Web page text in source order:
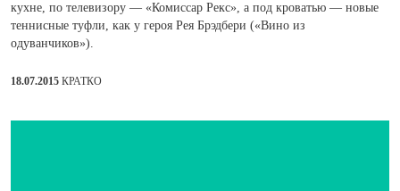
кухне, по телевизору — «Комиссар Рекс», а под кроватью — новые
теннисные туфли, как у героя Рея Брэдбери («Вино из
одуванчиков»).
18.07.2015 КРАТКО